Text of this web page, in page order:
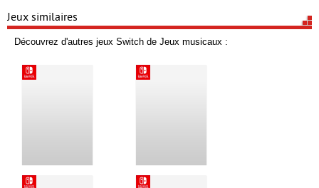
Jeux similaires
Découvrez d'autres jeux Switch de Jeux musicaux :